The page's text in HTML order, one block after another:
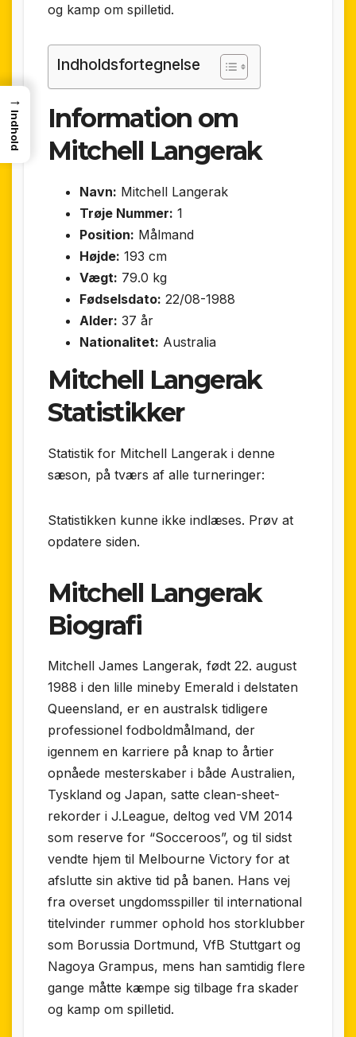
og kamp om spilletid.
Indholdsfortegnelse
Information om
Mitchell Langerak
Navn: Mitchell Langerak
Trøje Nummer: 1
Position: Målmand
Højde: 193 cm
Vægt: 79.0 kg
Fødselsdato: 22/08-1988
Alder: 37 år
Nationalitet: Australia
Mitchell Langerak
Statistikker
Statistik for Mitchell Langerak i denne
sæson, på tværs af alle turneringer:
Statistikken kunne ikke indlæses. Prøv at
opdatere siden.
Mitchell Langerak
Biografi
Mitchell James Langerak, født 22. august
1988 i den lille mineby Emerald i delstaten
Queensland, er en australsk tidligere
professionel fodboldmålmand, der
igennem en karriere på knap to årtier
opnåede mesterskaber i både Australien,
Tyskland og Japan, satte clean-sheet-
rekorder i J.League, deltog ved VM 2014
som reserve for “Socceroos”, og til sidst
vendte hjem til Melbourne Victory for at
afslutte sin aktive tid på banen. Hans vej
fra overset ungdomsspiller til international
titelvinder rummer ophold hos storklubber
som Borussia Dortmund, VfB Stuttgart og
Nagoya Grampus, mens han samtidig flere
gange måtte kæmpe sig tilbage fra skader
og kamp om spilletid.
→
Indhold